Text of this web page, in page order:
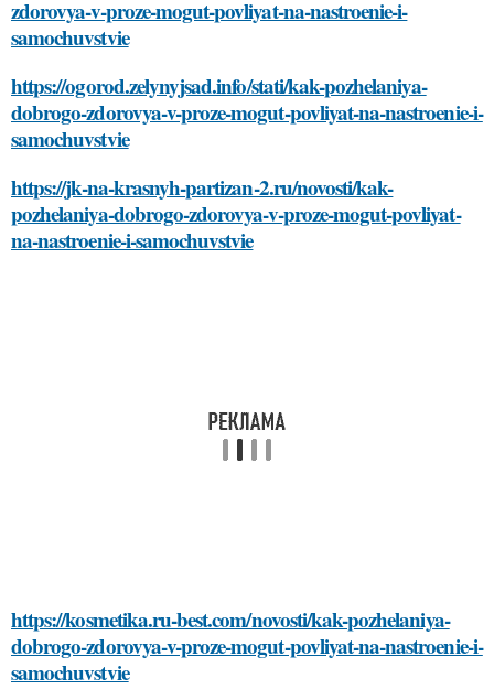
zdorovya-v-proze-mogut-povliyat-na-nastroenie-i-
samochuvstvie
https://ogorod.zelynyjsad.info/stati/kak-pozhelaniya-
dobrogo-zdorovya-v-proze-mogut-povliyat-na-nastroenie-i-
samochuvstvie
https://jk-na-krasnyh-partizan-2.ru/novosti/kak-
pozhelaniya-dobrogo-zdorovya-v-proze-mogut-povliyat-
na-nastroenie-i-samochuvstvie
https://kosmetika.ru-best.com/novosti/kak-pozhelaniya-
dobrogo-zdorovya-v-proze-mogut-povliyat-na-nastroenie-i-
samochuvstvie